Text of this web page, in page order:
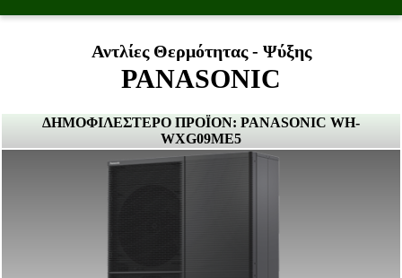
Αντλίες Θερμότητας - Ψύξης
PANASONIC
ΔΗΜΟΦΙΛΕΣΤΕΡΟ ΠΡΟΪΟΝ: PANASONIC WH-
WXG09ME5